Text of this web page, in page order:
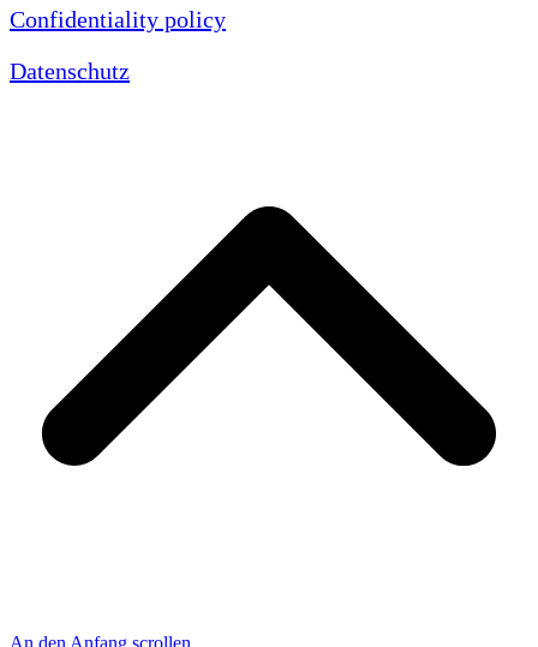
Confidentiality policy
Datenschutz